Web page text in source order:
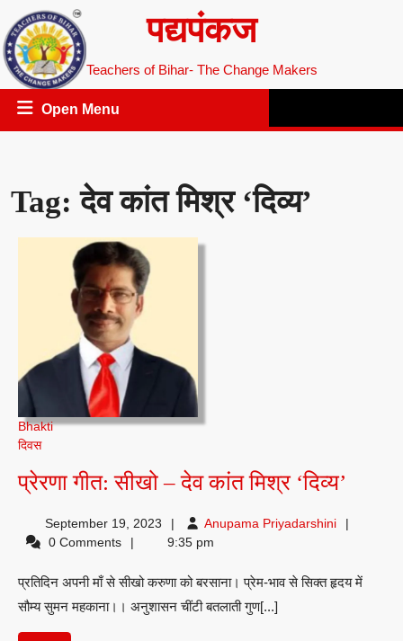
to
content
पद्यपंकज
Teachers of Bihar- The Change Makers
Open Menu
Tag:देव कांत मिश्र ‘दिव्य’
Bhakti
दिवस
प्रेरणा गीत: सीखो – देव कांत मिश्र ‘दिव्य’
सीखो
देव
September 19, 2023 Anupama PriyadarshiniAnupama
0 Comments 9:35 pm
प्रतिदिन अपनी माँ से सीखो करुणा को बरसाना। प्रेम-भाव से सिक्त हृदय में
सौम्य सुमन महकाना।। अनुशासन चींटी बतलाती गुण[...]